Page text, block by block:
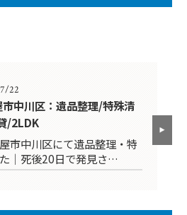
22
中川区：遺品整理/特殊清
/2LDK
市中川区にて遺品整理・特
｜死後20日で発見さ…